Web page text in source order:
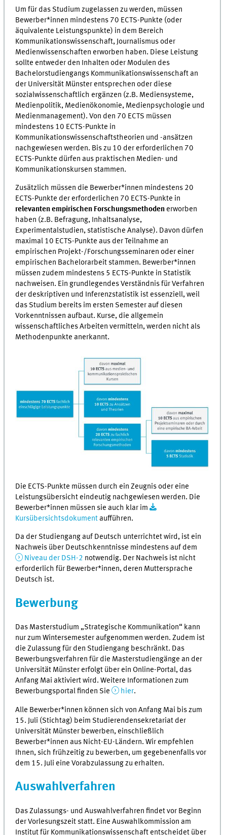
Um für das Studium zugelassen zu werden, müssen
Bewerber*innen mindestens 70 ECTS-Punkte (oder
äquivalente Leistungspunkte) in dem Bereich
Kommunikationswissenschaft, Journalismus oder
Medienwissenschaften erworben haben. Diese Leistung
sollte entweder den Inhalten oder Modulen des
Bachelorstudiengangs Kommunikationswissenschaft an
der Universität Münster entsprechen oder diese
sozialwissenschaftlich ergänzen (z.B. Mediensysteme,
Medienpolitik, Medienökonomie, Medienpsychologie und
Medienmanagement). Von den 70 ECTS müssen
mindestens 10 ECTS-Punkte in
Kommunikationswissenschaftstheorien und -ansätzen
nachgewiesen werden. Bis zu 10 der erforderlichen 70
ECTS-Punkte dürfen aus praktischen Medien- und
Kommunikationskursen stammen.
Zusätzlich müssen die Bewerber*innen mindestens 20
ECTS-Punkte der erforderlichen 70 ECTS-Punkte in
relevanten empirischen Forschungsmethoden erworben
haben (z.B. Befragung, Inhaltsanalyse,
Experimentalstudien, statistische Analyse). Davon dürfen
maximal 10 ECTS-Punkte aus der Teilnahme an
empirischen Projekt-/Forschungsseminaren oder einer
empirischen Bachelorarbeit stammen. Bewerber*innen
müssen zudem mindestens 5 ECTS-Punkte in Statistik
nachweisen. Ein grundlegendes Verständnis für Verfahren
der deskriptiven und Inferenzstatistik ist essenziell, weil
das Studium bereits im ersten Semester auf diesen
Vorkenntnissen aufbaut. Kurse, die allgemein
wissenschaftliches Arbeiten vermitteln, werden nicht als
Methodenpunkte anerkannt.
Die ECTS-Punkte müssen durch ein Zeugnis oder eine
Leistungsübersicht eindeutig nachgewiesen werden. Die
Bewerber*innen müssen sie auch klar im
Kursübersichtsdokument aufführen.
Da der Studiengang auf Deutsch unterrichtet wird, ist ein
Nachweis über Deutschkenntnisse mindestens auf dem
Niveau der DSH-2 notwendig. Der Nachweis ist nicht
erforderlich für Bewerber*innen, deren Muttersprache
Deutsch ist.
Bewerbung
Das Masterstudium „Strategische Kommunikation“ kann
nur zum Wintersemester aufgenommen werden. Zudem ist
die Zulassung für den Studiengang beschränkt. Das
Bewerbungsverfahren für die Masterstudiengänge an der
Universität Münster erfolgt über ein Online-Portal, das
Anfang Mai aktiviert wird. Weitere Informationen zum
Bewerbungsportal finden Sie
hier.
Alle Bewerber*innen können sich von Anfang Mai bis zum
15. Juli (Stichtag) beim Studierendensekretariat der
Universität Münster bewerben, einschließlich
Bewerber*innen aus Nicht-EU-Ländern. Wir empfehlen
Ihnen, sich frühzeitig zu bewerben, um gegebenenfalls vor
dem 15. Juli eine Vorabzulassung zu erhalten.
Auswahlverfahren
Das Zulassungs- und Auswahlverfahren findet vor Beginn
der Vorlesungszeit statt. Eine Auswahlkommission am
Institut für Kommunikationswissenschaft entscheidet über